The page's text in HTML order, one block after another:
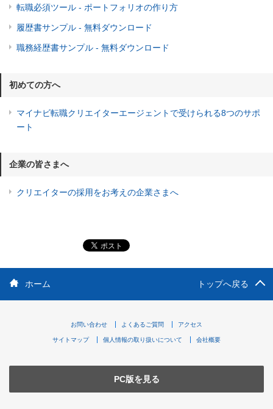
転職必須ツール - ポートフォリオの作り方
履歴書サンプル - 無料ダウンロード
職務経歴書サンプル - 無料ダウンロード
初めての方へ
マイナビ転職クリエイターエージェントで受けられる8つのサポ
ート
企業の皆さまへ
クリエイターの採用をお考えの企業さまへ
ホーム トップへ戻る
お問い合わせ よくあるご質問 アクセス
サイトマップ 個人情報の取り扱いについて 会社概要
PC版を見る